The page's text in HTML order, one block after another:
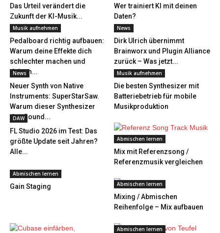
Das Urteil verändert die
Zukunft der KI-Musik...
Wer trainiert KI mit deinen
Daten?
Musik aufnehmen
Pedalboard richtig aufbauen:
Warum deine Effekte dich
schlechter machen und
deinen...
News
Dirk Ulrich übernimmt
Brainworx und Plugin Alliance
zurück – Was jetzt...
News
Neuer Synth von Native
Instruments: SuperStarSaw.
Warum dieser Synthesizer
den Sound...
Musik aufnehmen
Die besten Synthesizer mit
Batteriebetrieb für mobile
Musikproduktion
DAW
FL Studio 2026 im Test: Das
größte Update seit Jahren?
Alle...
Abmischen lernen
Mix mit Referenzsong /
Referenzmusik vergleichen
Abmischen lernen
Gain Staging Abmischen lernen
Mixing / Abmischen
Reihenfolge – Mix aufbauen
Abmischen lernen